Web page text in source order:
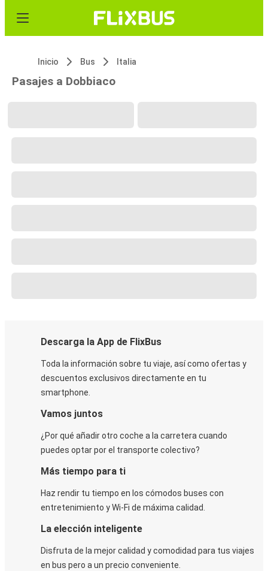
Inicio Bus Italia
Pasajes a Dobbiaco
Descarga la App de FlixBus
Toda la información sobre tu viaje, así como ofertas y
descuentos exclusivos directamente en tu
smartphone.
Vamos juntos
¿Por qué añadir otro coche a la carretera cuando
puedes optar por el transporte colectivo?
Más tiempo para ti
Haz rendir tu tiempo en los cómodos buses con
entretenimiento y Wi-Fi de máxima calidad.
La elección inteligente
Disfruta de la mejor calidad y comodidad para tus viajes
en bus pero a un precio conveniente.